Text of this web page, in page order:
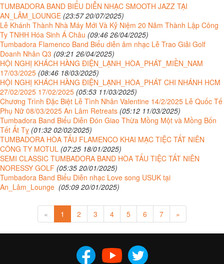
TUMBADORA BAND BIỂU DIỄN NHẠC SMOOTH JAZZ TẠI
AN_LÂM_LOUNGE (23:57 20/07/2025)
Lễ Khánh Thành Nhà Máy Mới Và Kỷ Niệm 20 Năm Thành Lập Công
Ty TNHH Hóa Sinh Á Châu (09:46 26/04/2025)
Tumbadora Flamenco Band Biểu diễn âm nhạc Lễ Trao Giải Golf
Doanh Nhân Q3 (09:21 26/04/2025)
HỘI NGHỊ KHÁCH HÀNG ĐIỆN_LẠNH_HÒA_PHÁT_MIỀN_NAM
17/03/2025 (08:46 18/03/2025)
HỘI NGHỊ KHÁCH HÀNG ĐIỆN_LẠNH_HÒA_PHÁT CHI NHÁNH HCM
27/02/2025 17/02/2025 (05:53 11/03/2025)
Chương Trình Đặc Biệt Lễ Tình Nhân Valentine 14/2/2025 Lễ Quốc Tế
Phụ Nữ 08/03/2025 An Lâm Retreats (05:12 11/03/2025)
Tumbadora Band Biểu Diễn Đón Giao Thừa Mồng Một và Mồng Bốn
Tết Ất Tỵ (01:32 02/02/2025)
TUMBADORA HÒA TẤU FLAMENCO KHAI MẠC TIỆC TẤT NIÊN
CÔNG TY MOTUL (07:25 18/01/2025)
SEMI CLASSIC TUMBADORA BAND HÒA TẤU TIỆC TẤT NIÊN
NORESSY GOLF (05:35 20/01/2025)
Tumbadora Band Biểu Diễn nhạc Love song USUK tại
An_Lâm_Lounge (05:09 20/01/2025)
« 1 2 3 4 5 6 7 »